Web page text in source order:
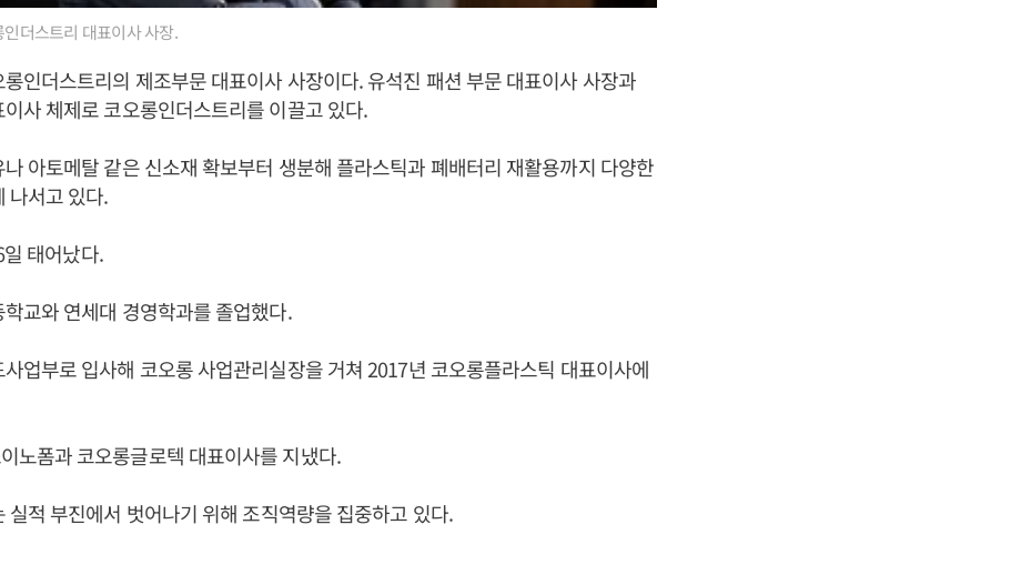
인더스트리 대표이사 사장.
인더스트리의 제조부문 대표이사 사장이다. 유석진 패션 부문 대표이사 사장과
사 체제로 코오롱인더스트리를 이끌고 있다.
아토메탈 같은 신소재 확보부터 생분해 플라스틱과 폐배터리 재활용까지 다양한
나서고 있다.
태어났다.
교와 연세대 경영학과를 졸업했다.
업부로 입사해 코오롱 사업관리실장을 거쳐 2017년 코오롱플라스틱 대표이사에
노폼과 코오롱글로텍 대표이사를 지냈다.
실적 부진에서 벗어나기 위해 조직역량을 집중하고 있다.